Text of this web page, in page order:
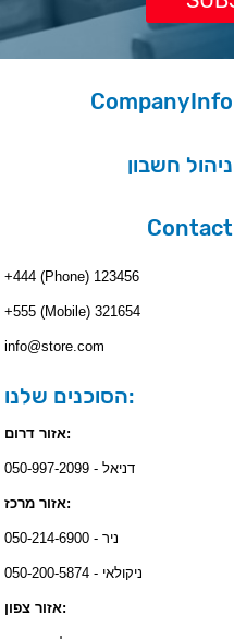
CompanyInfo
ניהול חשבון
Contact
+444 (Phone) 123456
+555 (Mobile) 321654
info@store.com
הסוכנים שלנו:
אזור דרום:
דניאל - 050-997-2099
אזור מרכז:
ניר - 050-214-6900
ניקולאי - 050-200-5874
אזור צפון: